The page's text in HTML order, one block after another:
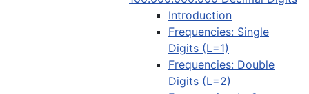
Introduction
Frequencies: Single
Digits (L=1)
Frequencies: Double
Digits (L=2)